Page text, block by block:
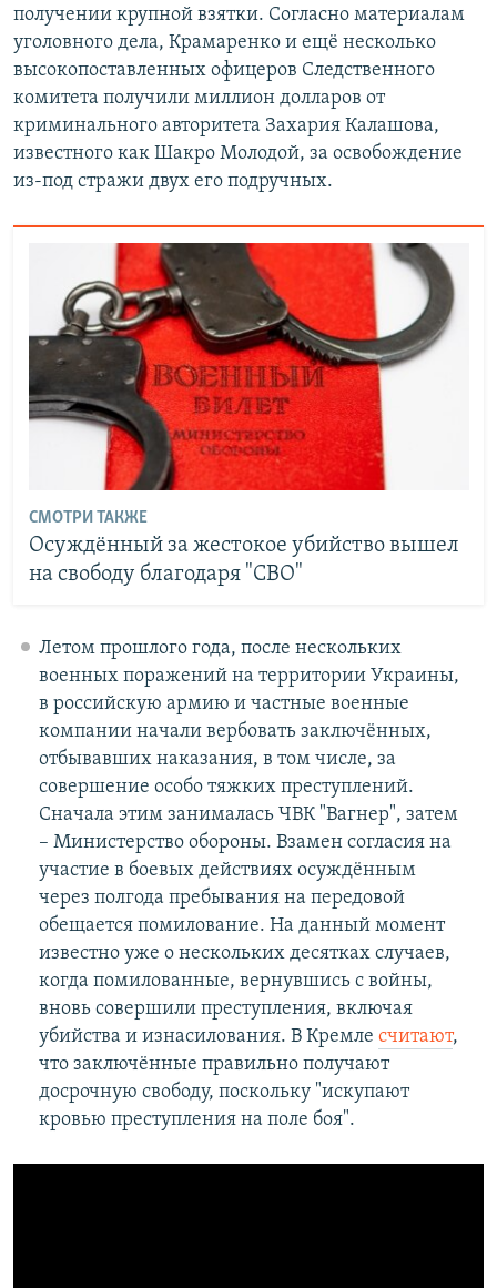
получении крупной взятки. Согласно материалам
уголовного дела, Крамаренко и ещё несколько
высокопоставленных офицеров Следственного
комитета получили миллион долларов от
криминального авторитета Захария Калашова,
известного как Шакро Молодой, за освобождение
из-под стражи двух его подручных.
СМОТРИ ТАКЖЕ
Осуждённый за жестокое убийство вышел
на свободу благодаря "СВО"
Летом прошлого года, после нескольких
военных поражений на территории Украины,
в российскую армию и частные военные
компании начали вербовать заключённых,
отбывавших наказания, в том числе, за
совершение особо тяжких преступлений.
Сначала этим занималась ЧВК "Вагнер", затем
– Министерство обороны. Взамен согласия на
участие в боевых действиях осуждённым
через полгода пребывания на передовой
обещается помилование. На данный момент
известно уже о нескольких десятках случаев,
когда помилованные, вернувшись с войны,
вновь совершили преступления, включая
убийства и изнасилования. В Кремле считают,
что заключённые правильно получают
досрочную свободу, поскольку "искупают
кровью преступления на поле боя".